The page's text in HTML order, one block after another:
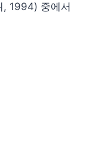
, 1994) 중에서